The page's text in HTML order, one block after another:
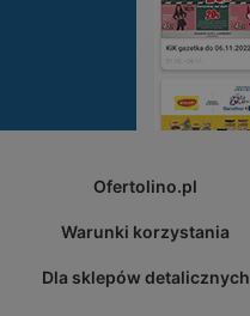
Ofertolino.pl
Warunki korzystania
Dla sklepów detalicznych